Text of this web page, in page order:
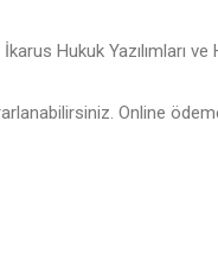
Hukuk Yazılımları
Online